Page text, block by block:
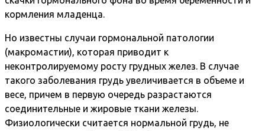
кормления младенца.
Но известны случаи гормональной патологии
(макромастии), которая приводит к
неконтролируемому росту грудных желез. В случае
такого заболевания грудь увеличивается в объеме и
весе, причем в первую очередь разрастаются
соединительные и жировые ткани железы.
Физиологически считается нормальной грудь, не